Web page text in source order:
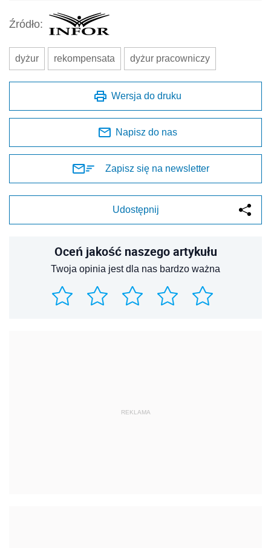
Źródło:
dyżur rekompensata dyżur pracowniczy
Wersja do druku
Napisz do nas
Zapisz się na newsletter
Udostępnij
Oceń jakość naszego artykułu
Twoja opinia jest dla nas bardzo ważna
REKLAMA